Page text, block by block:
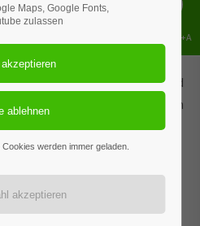
29.01.2026, 19.03.2026 und
nächste Ereignis findet statt am
/
Körperliche
Maps, Google Fonts,
zulassen
werden immer geladen.
Shift+Alt+A